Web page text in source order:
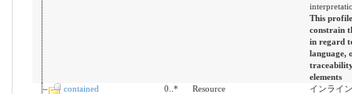
This
constrain
in regard
language,
elements
contained
0..* Resource
インライ